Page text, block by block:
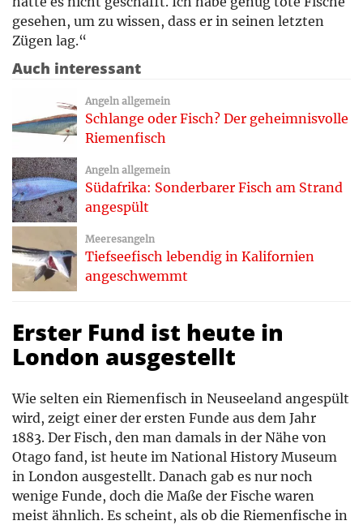
gesehen, um zu wissen, dass er in seinen letzten
Zügen lag.“
Auch interessant
Angeln allgemein
Schlange oder Fisch? Der geheimnisvolle
Riemenfisch
Angeln allgemein
Südafrika: Sonderbarer Fisch am Strand
angespült
Meeresangeln
Tiefseefisch lebendig in Kalifornien
angeschwemmt
Erster Fund ist heute in
London ausgestellt
Wie selten ein Riemenfisch in Neuseeland angespült
wird, zeigt einer der ersten Funde aus dem Jahr
1883. Der Fisch, den man damals in der Nähe von
Otago fand, ist heute im National History Museum
in London ausgestellt. Danach gab es nur noch
wenige Funde, doch die Maße der Fische waren
meist ähnlich. Es scheint, als ob die Riemenfische in